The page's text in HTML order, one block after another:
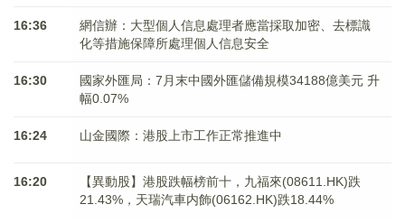
16:36
網信辦：大型個人信息處理者應當採取加密、去標識
化等措施保障所處理個人信息安全
16:30
國家外匯局：7月末中國外匯儲備規模34188億美元 升
幅0.07%
16:24 山金國際：港股上市工作正常推進中
16:20
【異動股】港股跌幅榜前十，九福來(08611.HK)跌
21.43%，天瑞汽車内飾(06162.HK)跌18.44%